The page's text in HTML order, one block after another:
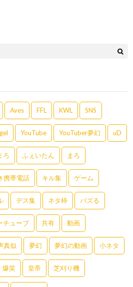
Aves FFL KWL SNS
YouTube YouTuber夢幻 αD
ろ ふぇいたん まろ
携帯電話 キル集 ゲーム
デス集 ネタ枠 バズる
チューブ 共有 動画
真似 夢幻 夢幻の動画 小ネタ
爆笑 皇帝 芝刈り機